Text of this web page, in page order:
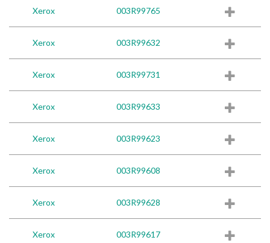
Xerox 003R99765
Xerox 003R99632
Xerox 003R99731
Xerox 003R99633
Xerox 003R99623
Xerox 003R99608
Xerox 003R99628
Xerox 003R99617